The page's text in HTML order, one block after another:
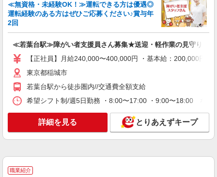
キープ 詳細を見る
株式会社kotrio /●TC-H-1882966
稲城駅≫高収入！シニア向け高級マンション職
通費全支給(ガソリン代含む)＞
稲城市 ＊最寄り駅：稲城
キープ 詳細を見る
≪無資格・未経験OK！≫運転できる方は優遇◎
運転経験のある方はぜひご応募ください♪賞与年
2回
≪若葉台駅≫障がい者支援員さん募集★送迎・軽作業の見守りなど
【正社員】月給240,000〜400,000円 ・基本給：200,000円
東京都稲城市
若葉台駅から徒歩圏内//交通費全額支給
希望シフト制/週5日勤務 ・8:00〜17:00 ・9:00〜18:00 な
詳細を見る とりあえずキープ
職業紹介